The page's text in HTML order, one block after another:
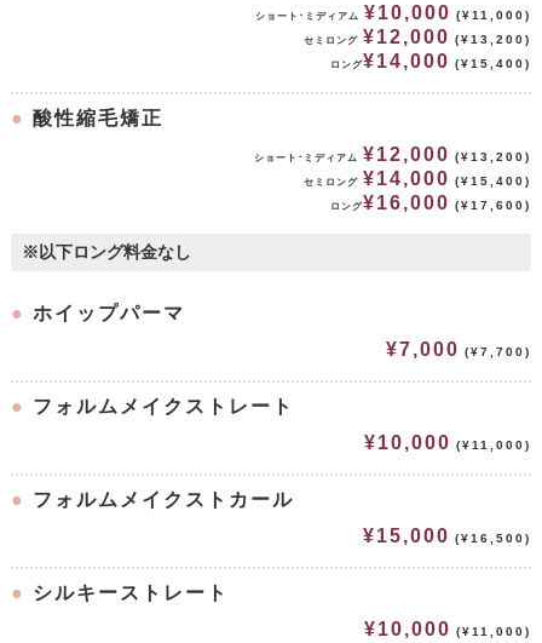
ショート･ミディアム ¥10,000 (¥11,000)
セミロング ¥12,000 (¥13,200)
ロング¥14,000 (¥15,400)
● 酸性縮毛矯正
ショート･ミディアム ¥12,000 (¥13,200)
セミロング ¥14,000 (¥15,400)
ロング¥16,000 (¥17,600)
※以下ロング料金なし
● ホイップパーマ
¥7,000 (¥7,700)
● フォルムメイクストレート
¥10,000 (¥11,000)
● フォルムメイクストカール
¥15,000 (¥16,500)
● シルキーストレート
¥10,000 (¥11,000)